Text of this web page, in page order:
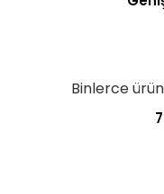
Binlerce